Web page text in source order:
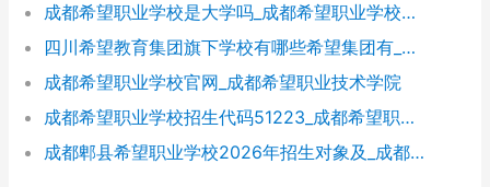
成都希望职业学校是大学吗_成都希望职业学校官网
四川希望教育集团旗下学校有哪些希望集团有_四川希望教育集团官网
成都希望职业学校官网_成都希望职业技术学院
成都希望职业学校招生代码51223_成都希望职业学校招生网
成都郫县希望职业学校2026年招生对象及_成都郫县希望职业学校好不好